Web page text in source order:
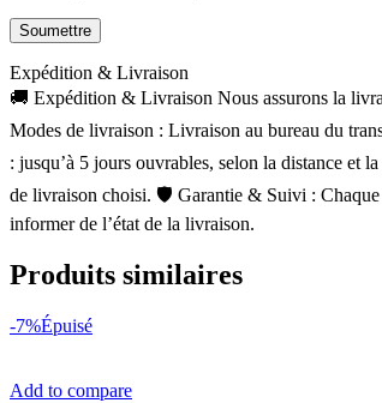
Expédition & Livraison
🚚 Expédition & Livraison Nous assurons la
Modes de livraison : Livraison au bureau du
: jusqu’à 5 jours ouvrables, selon la distance et
de livraison choisi. 🛡 Garantie & Suivi : Chaque
informer de l’état de la livraison.
Produits similaires
-7%Épuisé
Add to compare